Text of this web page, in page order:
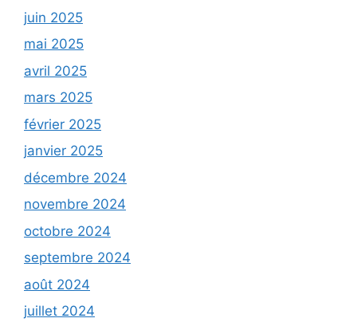
juin 2025
mai 2025
avril 2025
mars 2025
février 2025
janvier 2025
décembre 2024
novembre 2024
octobre 2024
septembre 2024
août 2024
juillet 2024